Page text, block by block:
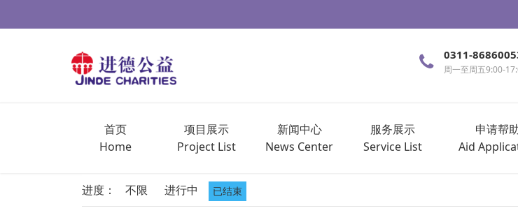
0311-
周一至周五9:00-
首页
Home
项目展示
Project List
新闻中心
News Center
服务展示
Service List
申请帮
Aid
进度： 不限 进行中 已结束